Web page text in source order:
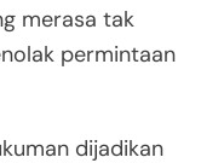
merasa tak
permintaan
dijadikan